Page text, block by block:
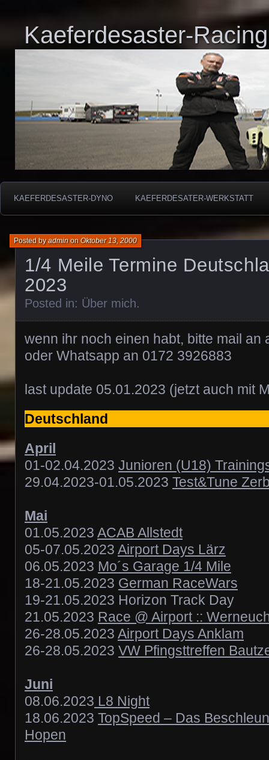
Kaeferdesaster-Racing
KAEFERDESASTER-DYNO KAEFERDESATER-WERKSTATT
1/4 Meile Termine
2023
Posted byadminonOktober 13, 2000
Posted in: Über mich.
wenn ihr noch einen habt, bitte mail an
oder Whatsapp an 0172 3926883
last update 05.01.2023 (jetzt auch mit
Deutschland
April
01-02.04.2023 Junioren (U18)
29.04.2023-01.05.2023 Test&Tune
Mai
01.05.2023 ACAB Allstedt
05-07.05.2023 Airport Days Lärz
06.05.2023 Mo´s Garage 1/4 Mile
18-21.05.2023 German RaceWars
19-21.05.2023 Horizon Track Day
21.05.2023 Race @ Airport ::
26-28.05.2023 Airport Days Anklam
26-28.05.2023 VW Pfingsttreffen
Juni
08.06.2023 L8 Night
18.06.2023 TopSpeed – Das
Hopen